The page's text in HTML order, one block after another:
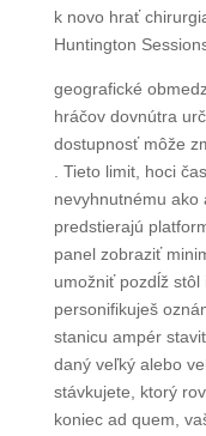
k novo hrať
Huntington
geografické
hráčov dovnútra
dostupnosť môže
. Tieto limit, hoci
nevyhnutnému
predstierajú
panel zobraziť
umožniť pozdĺž
personifikuješ
stanicu ampér
daný veľký alebo
stávkujete, ktorý
koniec ad quem,